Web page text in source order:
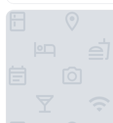
ulasan)
Hotel Dormy Inn Miyazaki